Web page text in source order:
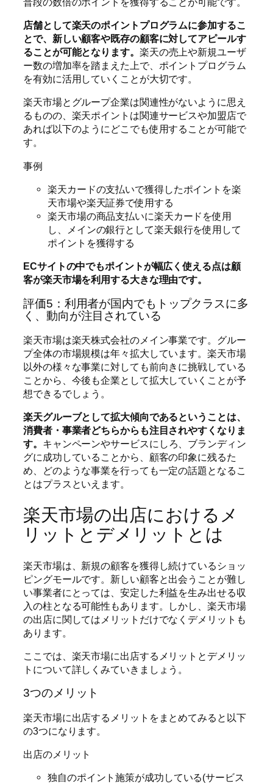
店舗として楽天のポイントプログラムに参加するこ
とで、新しい顧客や既存の顧客に対してアピールす
ることが可能となります。 楽天の売上や新規ユーザ
ー数の増加率を踏まえた上で、ポイントプログラム
を有効に活用していくことが大切です。
楽天市場とグループ企業は関連性がないように思え
るものの、楽天ポイントは関連サービスや加盟店で
あれば以下のようにどこでも使用することが可能で
す。
事例
楽天カードの支払いで獲得したポイントを楽
天市場や楽天証券で使用する
楽天市場の商品支払いに楽天カードを使用
し、メインの銀行として楽天銀行を使用して
ポイントを獲得する
ECサイトの中でもポイントが幅広く使える点は顧
客が楽天市場を利用する大きな理由です。
評価5：利用者が国内でもトップクラスに多
く、動向が注目されている
楽天市場は楽天株式会社のメイン事業です。グルー
プ全体の市場規模は年々拡大しています。楽天市場
以外の様々な事業に対しても前向きに挑戦している
ことから、今後も企業として拡大していくことが予
想できるでしょう。
楽天グルーブとして拡大傾向であるということは、
消費者・事業者どちらからも注目されやすくなりま
す。 キャンペーンやサービスにしろ、ブランディン
グに成功していることから、顧客の印象に残るた
め、どのような事業を行っても一定の話題となるこ
とはプラスといえます。
楽天市場の出店におけるメ
リットとデメリットとは
楽天市場は、新規の顧客を獲得し続けているショッ
ピングモールです。新しい顧客と出会うことが難し
い事業者にとっては、安定した利益を生み出せる収
入の柱となる可能性もあります。しかし、楽天市場
の出店に関してはメリットだけでなくデメリットも
あります。
ここでは、楽天市場に出店するメリットとデメリッ
トについて詳しくみていきましょう。
3つのメリット
楽天市場に出店するメリットをまとめてみると以下
の3つになります。
出店のメリット
独自のポイント施策が成功している(サービス